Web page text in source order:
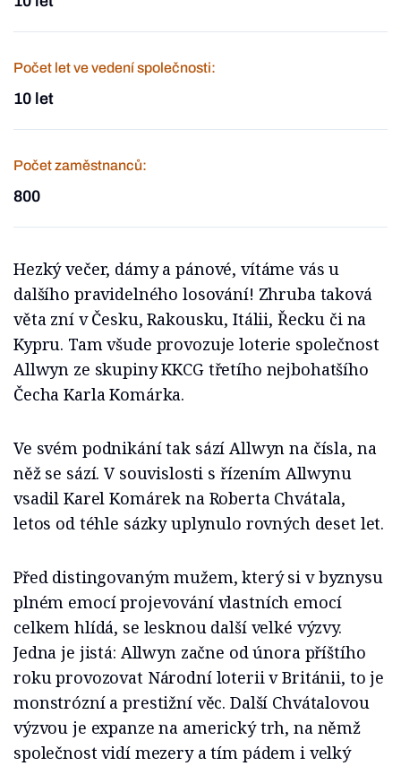
Počet let ve vedení společnosti:
10 let
Počet zaměstnanců:
800
Hezký večer, dámy a pánové, vítáme vás u
dalšího pravidelného losování! Zhruba taková
věta zní v Česku, Rakousku, Itálii, Řecku či na
Kypru. Tam všude provozuje loterie společnost
Allwyn ze skupiny KKCG třetího nejbohatšího
Čecha Karla Komárka.
Ve svém podnikání tak sází Allwyn na čísla, na
něž se sází. V souvislosti s řízením Allwynu
vsadil Karel Komárek na Roberta Chvátala,
letos od téhle sázky uplynulo rovných deset let.
Před distingovaným mužem, který si v byznysu
plném emocí projevování vlastních emocí
celkem hlídá, se lesknou další velké výzvy.
Jedna je jistá: Allwyn začne od února příštího
roku provozovat Národní loterii v Británii, to je
monstrózní a prestižní věc. Další Chvátalovou
výzvou je expanze na americký trh, na němž
společnost vidí mezery a tím pádem i velký